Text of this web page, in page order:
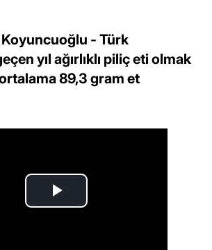
- Türk
yıl ağırlıklı piliç eti olmak
89,3 gram et